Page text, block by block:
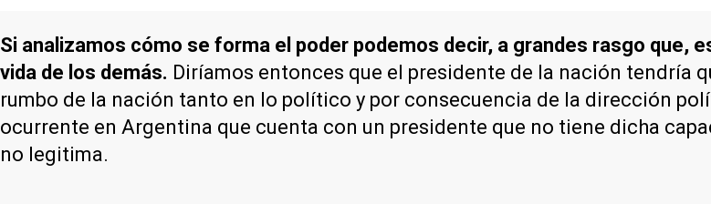
Si analizamos cómo se forma el poder podemos decir, a grandes rasgo que,
vida de los demás. Diríamos entonces que el presidente de la nación tendría
rumbo de la nación tanto en lo político y por consecuencia de la dirección
ocurrente en Argentina que cuenta con un presidente que no tiene dicha
no legitima.